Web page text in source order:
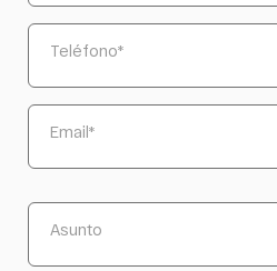
Teléfono*
Email*
Asunto